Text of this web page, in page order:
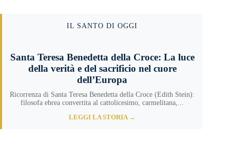
IL SANTO DI OGGI
Santa Teresa Benedetta della Croce: La luce
della verità e del sacrificio nel cuore
dell’Europa
Ricorrenza di Santa Teresa Benedetta della Croce (Edith Stein):
filosofa ebrea convertita al cattolicesimo, carmelitana,...
LEGGI LA STORIA →